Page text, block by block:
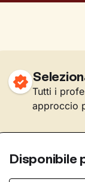
Tutti i
approccio
Disponibile